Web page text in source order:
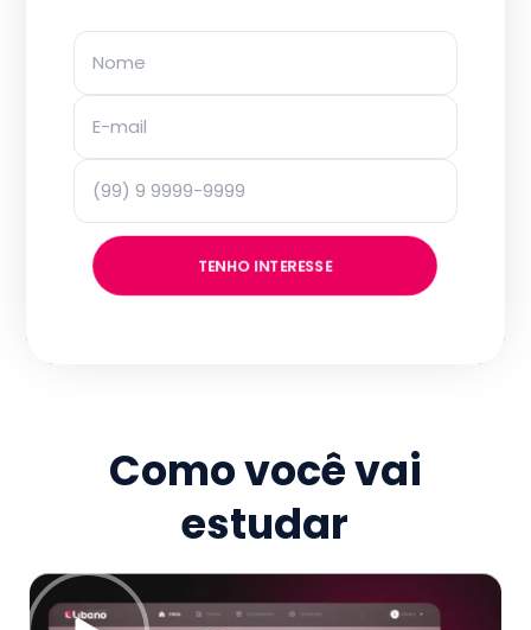
TENHO INTERESSE
Como você vai
estudar